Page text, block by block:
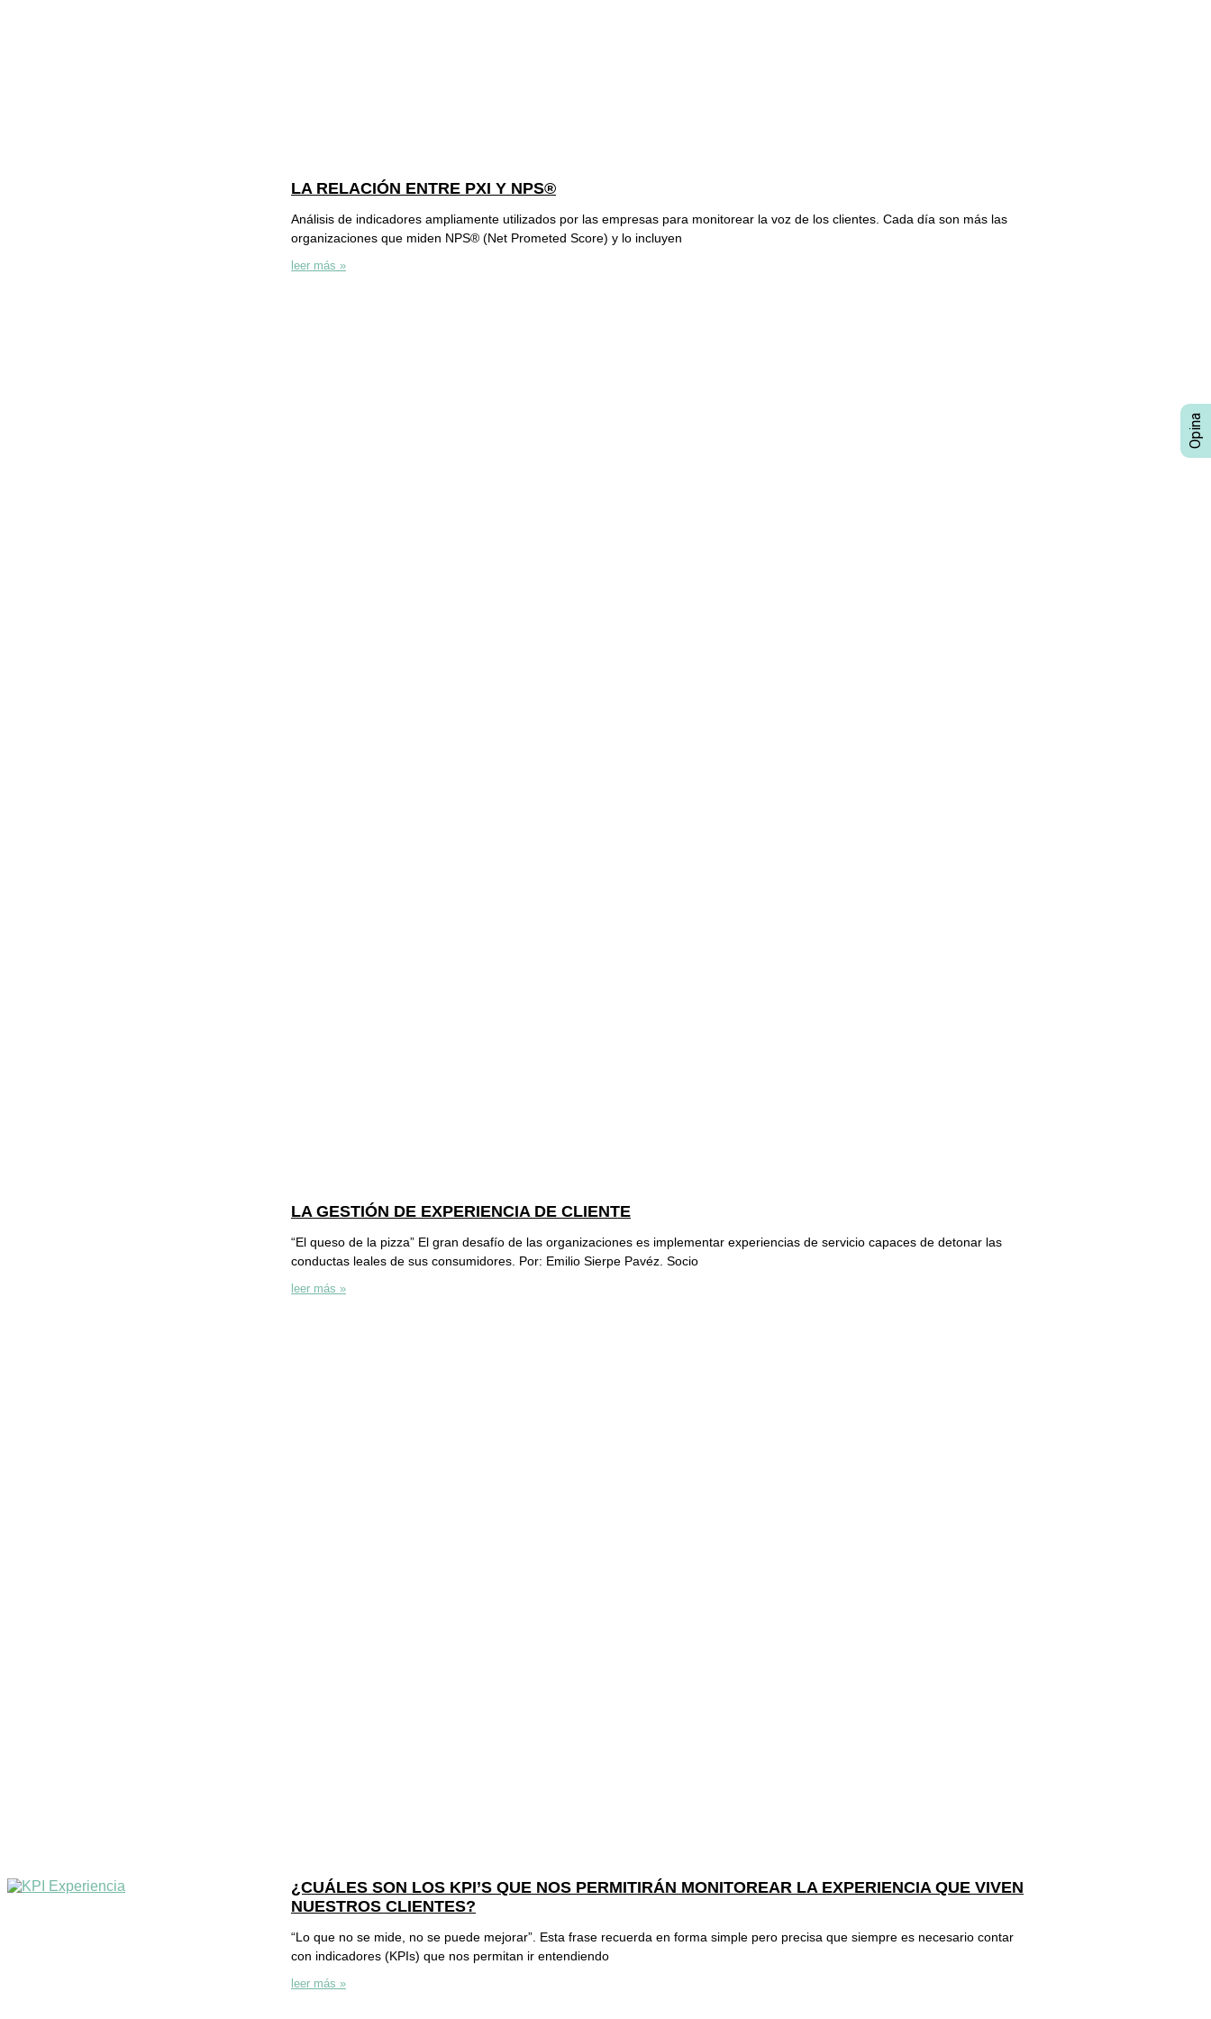
LA RELACIÓN ENTRE PXI Y NPS®
Análisis de indicadores ampliamente utilizados por las empresas para monitorear la voz de los clientes. Cada día son más las
organizaciones que miden NPS® (Net Prometed Score) y lo incluyen
leer más »
LA GESTIÓN DE EXPERIENCIA DE CLIENTE
“El queso de la pizza” El gran desafío de las organizaciones es implementar experiencias de servicio capaces de detonar las
conductas leales de sus consumidores. Por: Emilio Sierpe Pavéz. Socio
leer más »
¿CUÁLES SON LOS KPI’S QUE NOS PERMITIRÁN MONITOREAR LA EXPERIENCIA QUE VIVEN
NUESTROS CLIENTES?
“Lo que no se mide, no se puede mejorar”. Esta frase recuerda en forma simple pero precisa que siempre es necesario contar
con indicadores (KPIs) que nos permitan ir entendiendo
leer más »